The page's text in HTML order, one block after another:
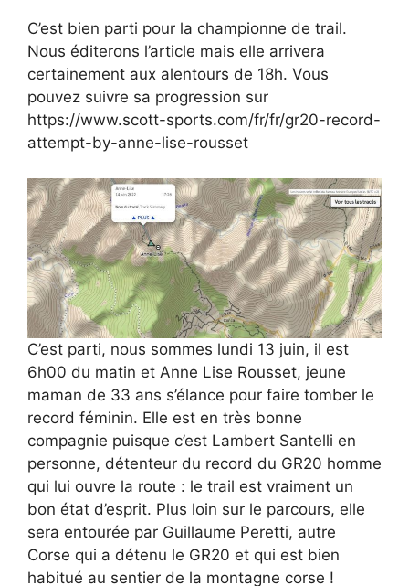
C’est bien parti pour la championne de trail.
Nous éditerons l’article mais elle arrivera
certainement aux alentours de 18h. Vous
pouvez suivre sa progression sur
https://www.scott-sports.com/fr/fr/gr20-record-
attempt-by-anne-lise-rousset
C’est parti, nous sommes lundi 13 juin, il est
6h00 du matin et Anne Lise Rousset, jeune
maman de 33 ans s’élance pour faire tomber le
record féminin. Elle est en très bonne
compagnie puisque c’est Lambert Santelli en
personne, détenteur du record du GR20 homme
qui lui ouvre la route : le trail est vraiment un
bon état d’esprit. Plus loin sur le parcours, elle
sera entourée par Guillaume Peretti, autre
Corse qui a détenu le GR20 et qui est bien
habitué au sentier de la montagne corse !